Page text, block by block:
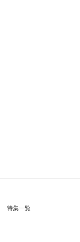
特集一覧